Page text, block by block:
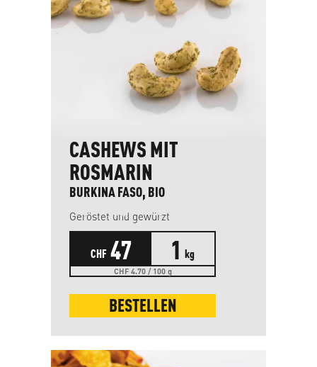
CASHEWS MIT
ROSMARIN
BURKINA FASO, BIO
Geröstet und gewürzt
CHF 47 1 kg
CHF 4.70 / 100 g
BESTELLEN